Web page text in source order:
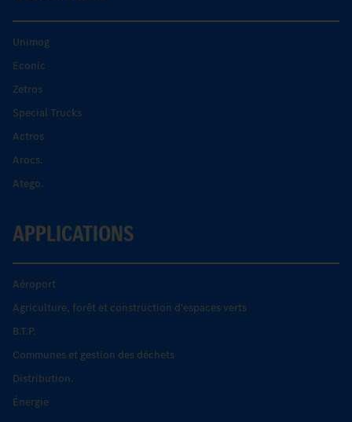
Unimog
Econic
Zetros
Special Trucks
Actros
Arocs.
Atego.
APPLICATIONS
Aéroport
Agriculture, forêt et construction d'espaces verts
B.T.P.
Communes et gestion des déchets
Distribution.
Énergie